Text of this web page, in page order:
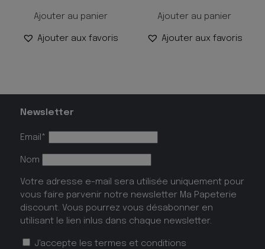
Ajouter au panier
Ajouter aux favoris
Ajouter au panier
Ajouter aux favoris
Newsletter
Email*
Nom
Votre adresse e-mail sera utilisée uniquement pour
vous faire parvenir notre newsletter Ma Papeterie
discount. Vous pourrez vous désabonner en
utilisant le lien inlus dans chaque newsletter.
J'accepte les termes et conditions